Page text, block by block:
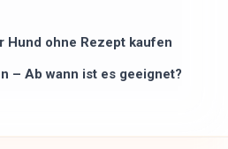
Hund ohne Rezept kaufen
– Ab wann ist es geeignet?